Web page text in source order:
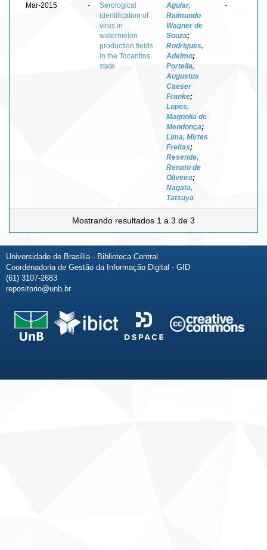
Mar-2015 -
Serological
identification of
virus in
watermelon
production fields
in the Tocantins
state
Aguiar,
Raimundo
Wagner de
Souza;
Rodrigues,
Adelmo;
Portella,
Augustus
Caeser
Franke;
Lopes,
Magnolia de
Mendonça;
Lima, Mirtes
Freitas;
Resende,
Renato de
Oliveira;
Nagata,
Tatsuya
-
Mostrando resultados 1 a 3 de 3
Universidade de Brasília - Biblioteca Central
Coordenadoria de Gestão da Informação Digital - GID
(61) 3107-2683
repositorio@unb.br